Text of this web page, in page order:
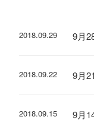
2018.09.29 9月
2018.09.22 9月
2018.09.15 9月